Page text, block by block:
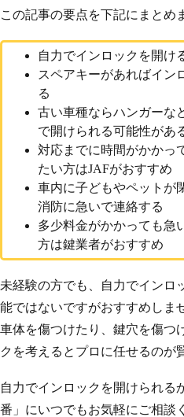
この記事の要点を下記にまとめ
自力でインロックを開け
スペアキーがあればイン
る
古い車種ならハンガーな
で開けられる可能性があ
対応までに時間がかかっ
たい方はJAFがおすすめ
車内に子どもやペットが
消防に急いで連絡する
多少料金がかかっても急
方は鍵業者がおすすめ
未経験の方でも、自力でインロ
能ではないですがおすすめしま
車体を傷つけたり、鍵穴を傷つ
クを考えるとプロに任せるのが
自力でインロックを開けられる
番」にいつでもお気軽にご相談